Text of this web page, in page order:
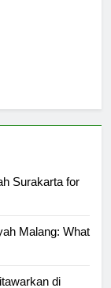
Surakarta for
Malang: What